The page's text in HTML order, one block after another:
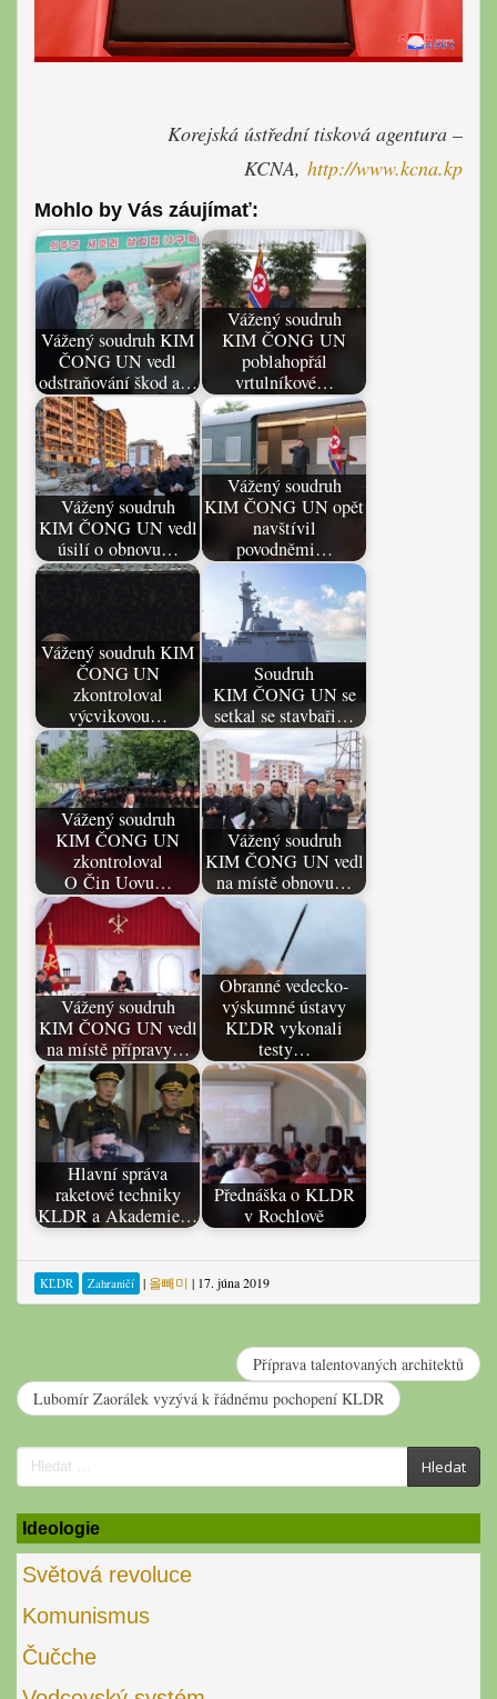
Korejská ústřední tisková agentura –
KCNA, http://www.kcna.kp
Mohlo by Vás záujímať:
Vážený soudruh KIM
ČONG UN vedl
odstraňování škod a…
Vážený soudruh
KIM ČONG UN
poblahopřál
vrtulníkové…
Vážený soudruh
KIM ČONG UN vedl
úsilí o obnovu…
Vážený soudruh
KIM ČONG UN opět
navštívil
povodněmi…
Vážený soudruh KIM
ČONG UN
zkontroloval
výcvikovou…
Soudruh
KIM ČONG UN se
setkal se stavbaři…
Vážený soudruh
KIM ČONG UN
zkontroloval
O Čin Uovu…
Vážený soudruh
KIM ČONG UN vedl
na místě obnovu…
Vážený soudruh
KIM ČONG UN vedl
na místě přípravy…
Obranné vedecko-
výskumné ústavy
KĽDR vykonali
testy…
Hlavní správa
raketové techniky
KLDR a Akademie…
Přednáška o KLDR
v Rochlově
KĽDR Zahraničí | 올빼미 | 17. júna 2019
Příprava talentovaných architektů
Lubomír Zaorálek vyzývá k řádnému pochopení KLDR
Search
for:
Hledat
Ideologie
Světová revoluce
Komunismus
Čučche